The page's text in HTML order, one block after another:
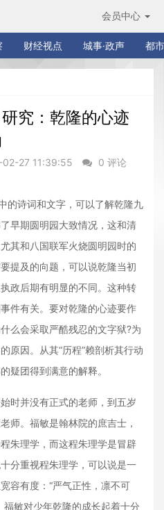
会员中心
财经视点 城事·政声 都
究：乾隆的心迹
02-27 11:39:55
0 评论
诗词和文字，可以了解乾隆九
早期圆明园大致情况，这和清
其和八国联军火烧圆明园时的
提及的向题，可以说乾隆当初
政后期有明显的不同。这种转
件有关。要对乾隆的心迹要作
么会采取严酷残忍的文字狱?为
原因。从其“历程”赖剖析其行动
疑团得到满意的解释。
并没有正式的老师，到五岁
师。福敏是翰林院的庶吉士，
朱理学，而这程朱理学是冒辟
分重视程朱理学，可以说是一
容有度：“严气正性，凛不可
敏对少年乾隆的成长起着十分